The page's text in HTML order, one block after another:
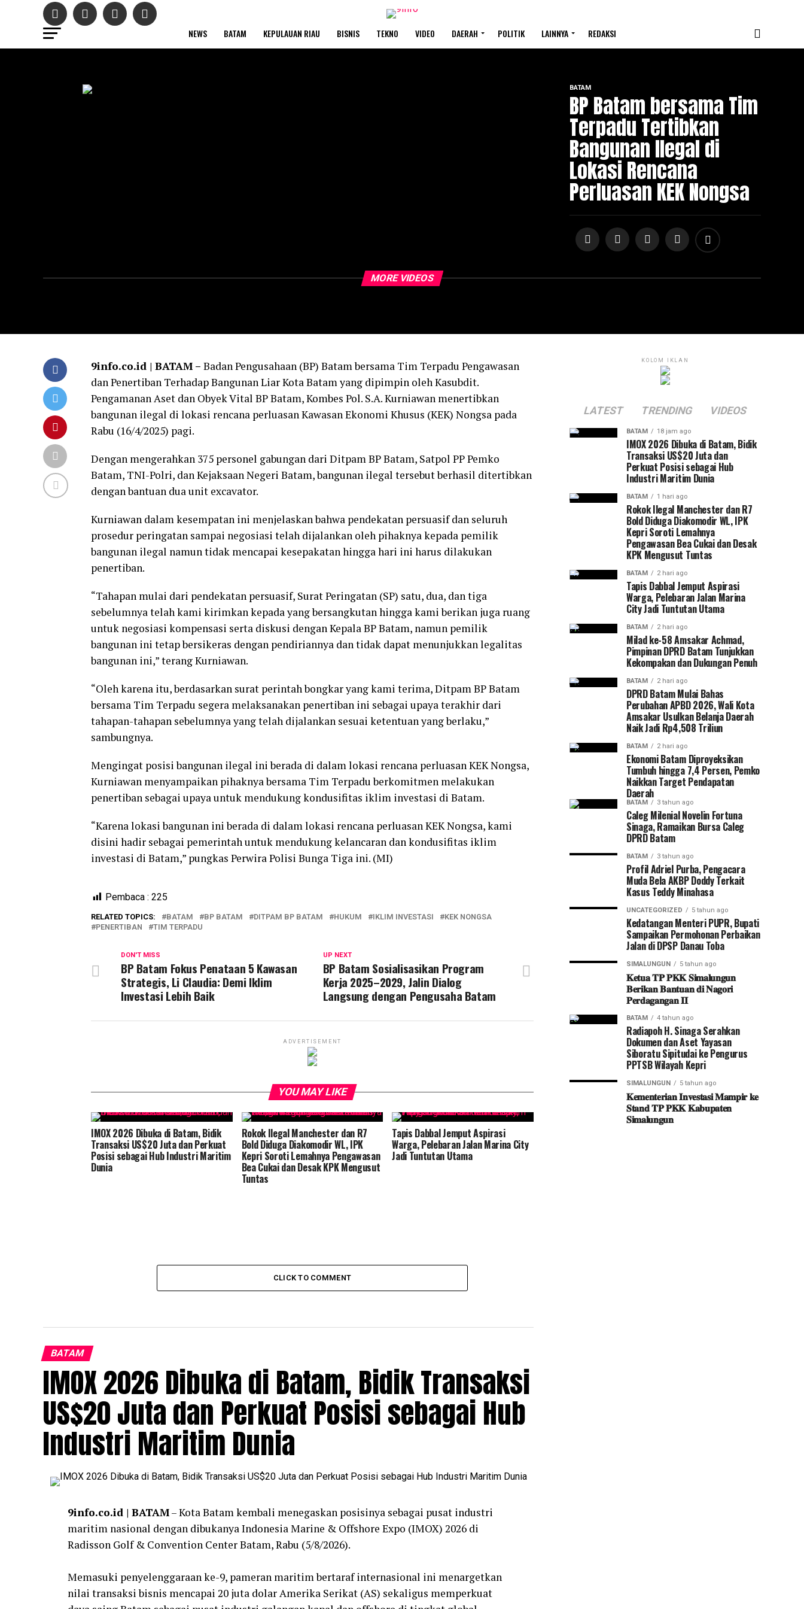
NEWS BATAM KEPULAUAN RIAU BISNIS TEKNO VIDEO DAERAH POLITIK LAINNYA REDAKSI
BATAM
BP Batam bersama Tim
Terpadu Tertibkan
Bangunan Ilegal di
Lokasi Rencana
Perluasan KEK Nongsa
MORE VIDEOS
9info.co.id | BATAM – Badan Pengusahaan (BP) Batam bersama Tim Terpadu Pengawasan
dan Penertiban Terhadap Bangunan Liar Kota Batam yang dipimpin oleh Kasubdit.
Pengamanan Aset dan Obyek Vital BP Batam, Kombes Pol. S.A. Kurniawan menertibkan
bangunan ilegal di lokasi rencana perluasan Kawasan Ekonomi Khusus (KEK) Nongsa pada
Rabu (16/4/2025) pagi.
Dengan mengerahkan 375 personel gabungan dari Ditpam BP Batam, Satpol PP Pemko
Batam, TNI-Polri, dan Kejaksaan Negeri Batam, bangunan ilegal tersebut berhasil ditertibkan
dengan bantuan dua unit excavator.
Kurniawan dalam kesempatan ini menjelaskan bahwa pendekatan persuasif dan seluruh
prosedur peringatan sampai negosiasi telah dijalankan oleh pihaknya kepada pemilik
bangunan ilegal namun tidak mencapai kesepakatan hingga hari ini harus dilakukan
penertiban.
“Tahapan mulai dari pendekatan persuasif, Surat Peringatan (SP) satu, dua, dan tiga
sebelumnya telah kami kirimkan kepada yang bersangkutan hingga kami berikan juga ruang
untuk negosiasi kompensasi serta diskusi dengan Kepala BP Batam, namun pemilik
bangunan ini tetap bersikeras dengan pendiriannya dan tidak dapat menunjukkan legalitas
bangunan ini,” terang Kurniawan.
“Oleh karena itu, berdasarkan surat perintah bongkar yang kami terima, Ditpam BP Batam
bersama Tim Terpadu segera melaksanakan penertiban ini sebagai upaya terakhir dari
tahapan-tahapan sebelumnya yang telah dijalankan sesuai ketentuan yang berlaku,”
sambungnya.
Mengingat posisi bangunan ilegal ini berada di dalam lokasi rencana perluasan KEK Nongsa,
Kurniawan menyampaikan pihaknya bersama Tim Terpadu berkomitmen melakukan
penertiban sebagai upaya untuk mendukung kondusifitas iklim investasi di Batam.
“Karena lokasi bangunan ini berada di dalam lokasi rencana perluasan KEK Nongsa, kami
disini hadir sebagai pemerintah untuk mendukung kelancaran dan kondusifitas iklim
investasi di Batam,” pungkas Perwira Polisi Bunga Tiga ini. (MI)
Pembaca : 225
RELATED TOPICS: BATAM BP BATAM DITPAM BP BATAM HUKUM IKLIM INVESTASI
KEK NONGSA
PENERTIBAN
TIM TERPADU
UP NEXT
BP Batam Sosialisasikan Program
Kerja 2025–2029, Jalin Dialog
Langsung dengan Pengusaha Batam
DON'T MISS
BP Batam Fokus Penataan 5 Kawasan
Strategis, Li Claudia: Demi Iklim
Investasi Lebih Baik
ADVERTISEMENT
YOU MAY LIKE
IMOX 2026 Dibuka di Batam, Bidik
Transaksi US$20 Juta dan Perkuat
Posisi sebagai Hub Industri Maritim
Dunia
Rokok Ilegal Manchester dan R7
Bold Diduga Diakomodir WL, IPK
Kepri Soroti Lemahnya Pengawasan
Bea Cukai dan Desak KPK Mengusut
Tuntas
Tapis Dabbal Jemput Aspirasi
Warga, Pelebaran Jalan Marina City
Jadi Tuntutan Utama
CLICK TO COMMENT
BATAM
IMOX 2026 Dibuka di Batam, Bidik Transaksi
US$20 Juta dan Perkuat Posisi sebagai Hub
Industri Maritim Dunia
9info.co.id | BATAM– Kota Batam kembali menegaskan posisinya sebagai pusat industri
maritim nasional dengan dibukanya Indonesia Marine & Offshore Expo (IMOX) 2026 di
Radisson Golf & Convention Center Batam, Rabu (5/8/2026).
‎Memasuki penyelenggaraan ke-9, pameran maritim bertaraf internasional ini menargetkan
nilai transaksi bisnis mencapai 20 juta dolar Amerika Serikat (AS) sekaligus memperkuat
KOLOM IKLAN
LATEST TRENDING VIDEOS
BATAM 18 jam ago
IMOX 2026 Dibuka di Batam, Bidik
Transaksi US$20 Juta dan
Perkuat Posisi sebagai Hub
Industri Maritim Dunia
BATAM 1 hari ago
Rokok Ilegal Manchester dan R7
Bold Diduga Diakomodir WL, IPK
Kepri Soroti Lemahnya
Pengawasan Bea Cukai dan Desak
KPK Mengusut Tuntas
BATAM 2 hari ago
Tapis Dabbal Jemput Aspirasi
Warga, Pelebaran Jalan Marina
City Jadi Tuntutan Utama
BATAM 2 hari ago
Milad ke-58 Amsakar Achmad,
Pimpinan DPRD Batam Tunjukkan
Kekompakan dan Dukungan Penuh
BATAM 2 hari ago
DPRD Batam Mulai Bahas
Perubahan APBD 2026, Wali Kota
Amsakar Usulkan Belanja Daerah
Naik Jadi Rp4,508 Triliun
BATAM 2 hari ago
Ekonomi Batam Diproyeksikan
Tumbuh hingga 7,4 Persen, Pemko
Naikkan Target Pendapatan
Daerah
BATAM 3 tahun ago
Caleg Milenial Novelin Fortuna
Sinaga, Ramaikan Bursa Caleg
DPRD Batam
BATAM 3 tahun ago
Profil Adriel Purba, Pengacara
Muda Bela AKBP Doddy Terkait
Kasus Teddy Minahasa
UNCATEGORIZED 5 tahun ago
Kedatangan Menteri PUPR, Bupati
Sampaikan Permohonan Perbaikan
Jalan di DPSP Danau Toba
SIMALUNGUN 5 tahun ago
𝐊𝐞𝐭𝐮𝐚 𝐓𝐏 𝐏𝐊𝐊 𝐒𝐢𝐦𝐚𝐥𝐮𝐧𝐠𝐮𝐧
𝐁𝐞𝐫𝐢𝐤𝐚𝐧 𝐁𝐚𝐧𝐭𝐮𝐚𝐧 𝐝𝐢 𝐍𝐚𝐠𝐨𝐫𝐢
𝐏𝐞𝐫𝐝𝐚𝐠𝐚𝐧𝐠𝐚𝐧 𝐈𝐈
BATAM 4 tahun ago
Radiapoh H. Sinaga Serahkan
Dokumen dan Aset Yayasan
Siboratu Sipitudai ke Pengurus
PPTSB Wilayah Kepri
SIMALUNGUN 5 tahun ago
𝐊𝐞𝐦𝐞𝐧𝐭𝐞𝐫𝐢𝐚𝐧 𝐈𝐧𝐯𝐞𝐬𝐭𝐚𝐬𝐢 𝐌𝐚𝐦𝐩𝐢𝐫 𝐤𝐞
𝐒𝐭𝐚𝐧𝐝 𝐓𝐏 𝐏𝐊𝐊 𝐊𝐚𝐛𝐮𝐩𝐚𝐭𝐞𝐧
𝐒𝐢𝐦𝐚𝐥𝐮𝐧𝐠𝐮𝐧